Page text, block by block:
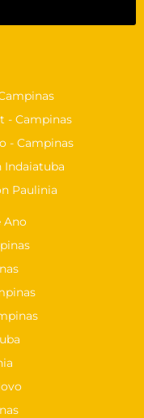
- Campinas
- Campinas
Indaiatuba
Paulinia
Ano